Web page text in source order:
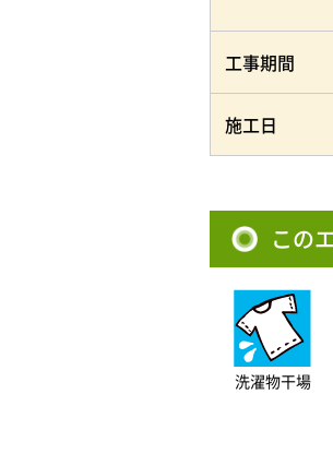
工事期間
施工日
この
洗濯物干場